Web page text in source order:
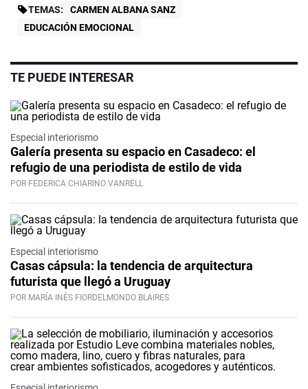
TEMAS:
CARMEN ALBANA SANZ
EDUCACIÓN EMOCIONAL
TE PUEDE INTERESAR
Especial interiorismo
Galería presenta su espacio en Casadeco: el
refugio de una periodista de estilo de vida
POR FEDERICA CHIARINO VANRELL
Especial interiorismo
Casas cápsula: la tendencia de arquitectura
futurista que llegó a Uruguay
POR MARÍA INÉS FIORDELMONDO BLAIRES